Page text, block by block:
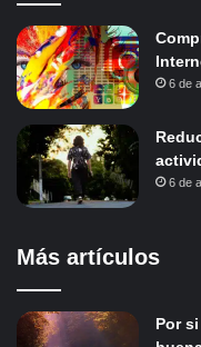
6 de
6 de
Más artículos
Por